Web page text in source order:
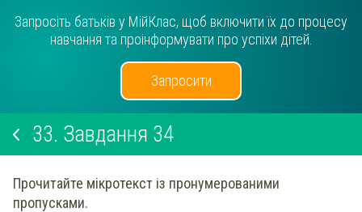
Запросіть батьків у МійКлас, щоб включити їх до процесу
навчання та проінформувати про успіхи дітей.
Запросити
33. Завдання 34
Прочитайте мікротекст із пронумерованими
пропусками.